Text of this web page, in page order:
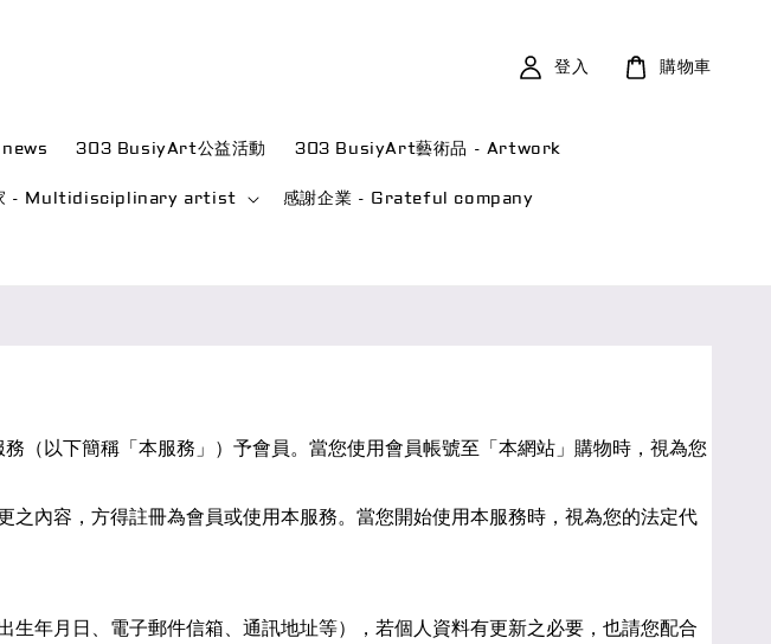
303 BusiyArt公益活動 303 BusiyArt藝術品 - Artwork
- Multidisciplinary artist 感謝企業 - Grateful company
登入 購物車
（以下簡稱「本服務」）予會員。當您使用會員帳號至「本網站」購物時，視為您
之內容，方得註冊為會員或使用本服務。當您開始使用本服務時，視為您的法定代
年月日、電子郵件信箱、通訊地址等），若個人資料有更新之必要，也請您配合